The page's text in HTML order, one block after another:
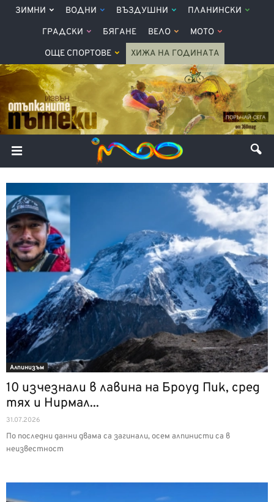
ЗИМНИ ВОДНИ ВЪЗДУШНИ ПЛАНИНСКИ
ГРАДСКИ БЯГАНЕ ВЕЛО МОТО
ОЩЕ СПОРТОВЕ ХИЖА НА ГОДИНАТА
Алпинизъм
10 изчезнали в лавина на Броуд Пик, сред
тях и Нирмал...
31.07.2026
По последни данни двама са загинали, осем алпинисти са в
неизвестност